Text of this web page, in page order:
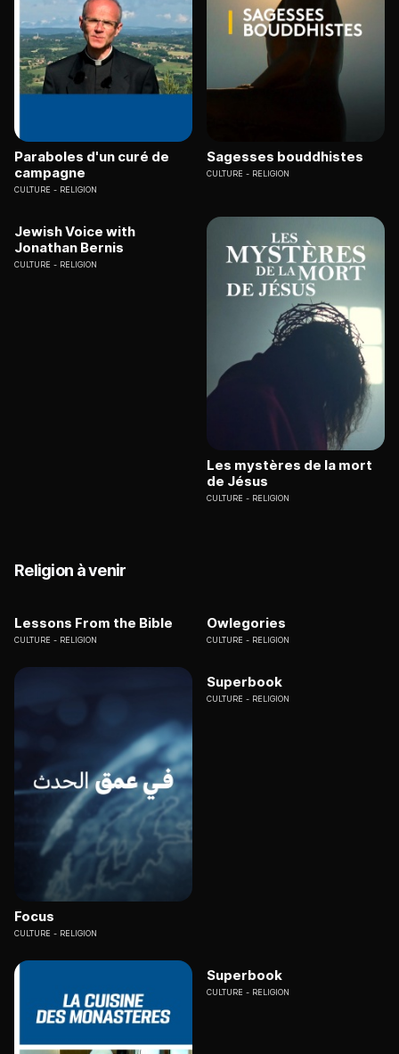
Paraboles d'un curé de
campagne
CULTURE RELIGION
Sagesses bouddhistes
CULTURE RELIGION
Jewish Voice with
Jonathan Bernis
CULTURE RELIGION
Les mystères de la mort
de Jésus
CULTURE RELIGION
Religion à venir
Lessons From the Bible
CULTURE RELIGION
Owlegories
CULTURE RELIGION
Focus
CULTURE RELIGION
Superbook
CULTURE RELIGION
Superbook
CULTURE RELIGION